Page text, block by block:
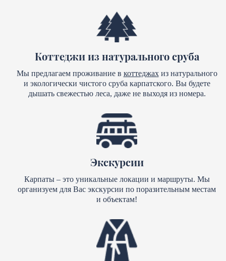
Коттеджи из натурального сруба
Мы предлагаем проживание в коттеджахиз натурального
и экологически чистого сруба карпатского. Вы будете
дышать свежестью леса, даже не выходя из номера.
Экскурсии
Карпаты – это уникальные локации и маршруты. Мы
организуем для Вас экскурсии по поразительным местам
и объектам!